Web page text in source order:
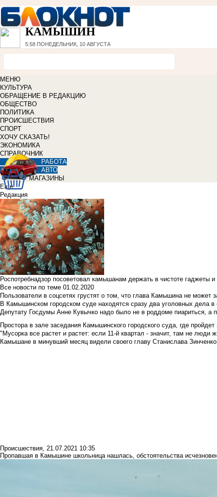
КАМЫШИН
5:58 ПОНЕДЕЛЬНИК, 10 АВГУСТА
МЕНЮ
КУЛЬТУРА
ОБРАЩЕНИЕ В РЕДАКЦИЮ
ОБЩЕСТВО
ПОЛИТИКА
ПРОИСШЕСТВИЯ
СПОРТ
ХОЧУ СКАЗАТЬ!
ЭКОНОМИКА
СПРАВОЧНИК
РАБОТА
АВТО
МАГАЗИНЫ
Еще
Редакция
Роспотребнадзор посоветовал камышанам держать в чистоте гаджеты
Все новости по теме 01.02.2020
Пользователи в соцсетях грустят о том, что глава Камышина не может
В Камышинском городском суде находятся сразу два уголовных дела
Депутату Госдумы Анне Кувычко надо было не в роддоме пиариться, а
Простора в зале заседания Камышинского городского суда, где
"Мусорка все растет и растет: если 11-й квартал - значит, там не люди
Камышане в минувший месяц видели своего главу Станислава Зинченко
Происшествия, 21.07.2021 10:35
Пропавшая в Камышине школьница нашлась, обстоятельства